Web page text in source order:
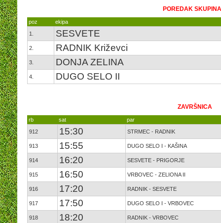
POREDAK
poz
ekipa
1.
SESVETE
2. RADNIK Križevci
3. DONJA ZELINA
4. DUGO SELO II
ZAVRŠNICA
rb sat
par
912
15:30 STRMEC - RADNIK
913 15:55 DUGO SELO I - KAŠINA
914 16:20 SESVETE - PRIGORJE
915 16:50 VRBOVEC - ZELIONA II
916 17:20 RADNIK - SESVETE
917 17:50 DUGO SELO I - VRBOVEC
918 18:20 RADNIK - VRBOVEC